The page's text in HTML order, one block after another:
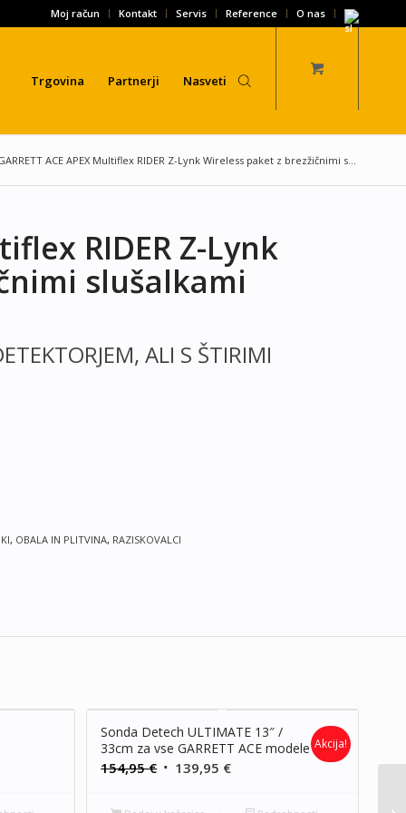
Moj račun Kontakt Servis Reference O nas
Trgovina Partnerji Nasveti
ACE APEX Multiflex RIDER Z-Lynk Wireless paket z brezžičnimi s...
RIDER Z-Lynk
slušalkami
ALI S ŠTIRIMI
, OBALA IN PLITVINA, RAZISKOVALCI
Sonda Detech ULTIMATE 13″ /
33cm za vse GARRETT ACE modele
154,95€ Izvirna
139,95 €Trenutna
Akcija!